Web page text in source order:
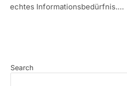
echtes Informationsbedürfnis.…
Search